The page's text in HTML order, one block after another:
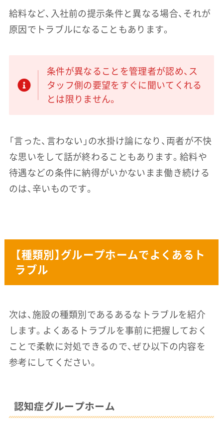
給料など、入社前の提示条件と異なる場合、それが
原因でトラブルになることもあります。
条件が異なることを管理者が認め、ス
タッフ側の要望をすぐに聞いてくれる
とは限りません。
「言った、言わない」の水掛け論になり、両者が不快
な思いをして話が終わることもあります。給料や
待遇などの条件に納得がいかないまま働き続ける
のは、辛いものです。
【種類別】グループホームでよくあるト
ラブル
次は、施設の種類別であるあるなトラブルを紹介
します。よくあるトラブルを事前に把握しておく
ことで柔軟に対処できるので、ぜひ以下の内容を
参考にしてください。
認知症グループホーム